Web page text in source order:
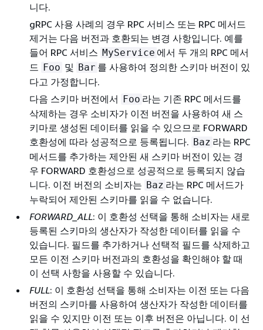
니다.
gRPC 사용 사례의 경우 RPC 서비스 또는 RPC 메서드
제거는 다음 버전과 호환되는 변경 사항입니다. 예를
들어 RPC 서비스 MyService 에서 두 개의 RPC 메서
드 Foo 및 Bar 를 사용하여 정의한 스키마 버전이 있
다고 가정합니다.
다음 스키마 버전에서 Foo 라는 기존 RPC 메서드를
삭제하는 경우 소비자가 이전 버전을 사용하여 새 스
키마로 생성된 데이터를 읽을 수 있으므로 FORWARD
호환성에 따라 성공적으로 등록됩니다. Baz 라는 RPC
메서드를 추가하는 제안된 새 스키마 버전이 있는 경
우 FORWARD 호환성으로 성공적으로 등록되지 않습
니다. 이전 버전의 소비자는 Baz 라는 RPC 메서드가
누락되어 제안된 스키마를 읽을 수 없습니다.
FORWARD_ALL: 이 호환성 선택을 통해 소비자는 새로
등록된 스키마의 생산자가 작성한 데이터를 읽을 수
있습니다. 필드를 추가하거나 선택적 필드를 삭제하고
모든 이전 스키마 버전과의 호환성을 확인해야 할 때
이 선택 사항을 사용할 수 있습니다.
FULL: 이 호환성 선택을 통해 소비자는 이전 또는 다음
버전의 스키마를 사용하여 생산자가 작성한 데이터를
읽을 수 있지만 이전 또는 이후 버전은 아닙니다. 이 선